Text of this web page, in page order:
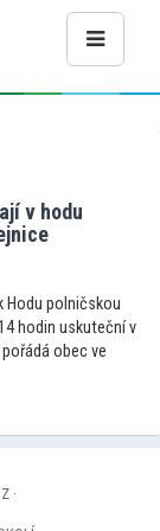
v hodu
Hodu polničskou
hodin uskuteční v
obec ve
·